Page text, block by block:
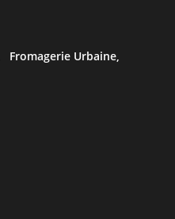
Fromagerie Urbaine,